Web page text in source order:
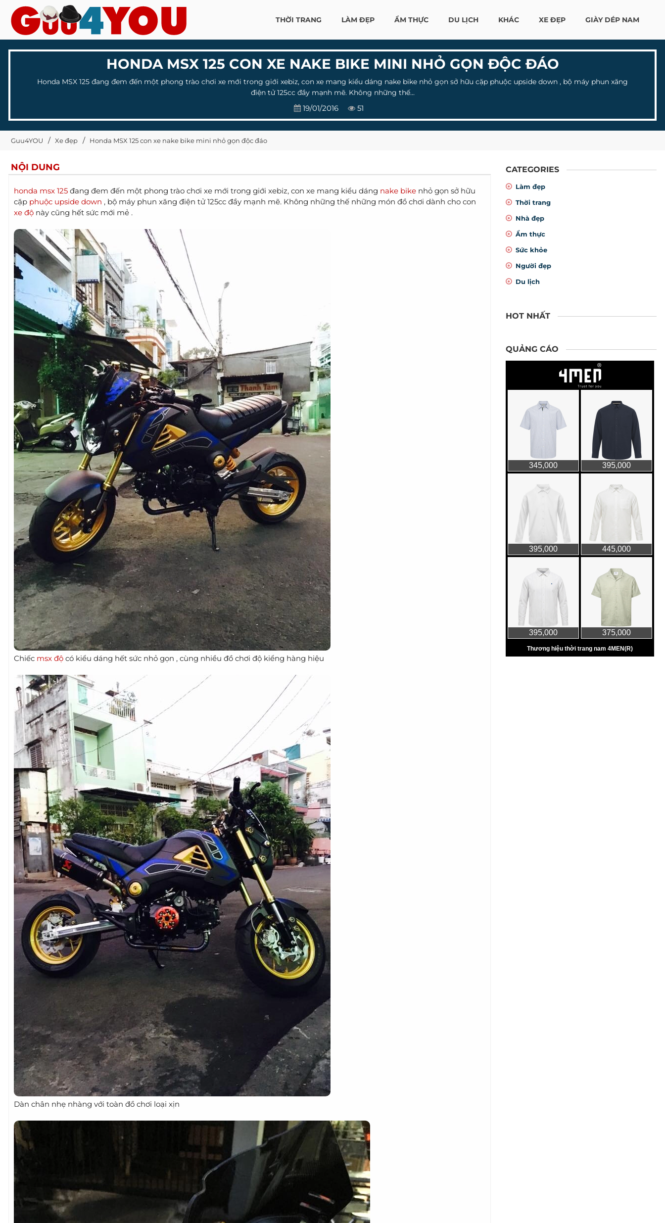
THỜI TRANG LÀM ĐẸP ẨM THỰC DU LỊCH KHÁC XE ĐẸP GIÀY DÉP NAM
HONDA MSX 125 CON XE NAKE BIKE MINI NHỎ GỌN ĐỘC ĐÁO
Honda MSX 125 đang đem đến một phong trào chơi xe mới trong giới xebiz, con xe mang kiểu dáng nake bike nhỏ gọn sở hữu cặp phuộc upside down , bộ máy phun xăng
điện tử 125cc đầy mạnh mẽ. Không những thế...
19/01/2016 51
Guu4YOU Xe đẹp Honda MSX 125 con xe nake bike mini nhỏ gọn độc đáo
NỘI DUNG
honda msx 125 đang đem đến một phong trào chơi xe mới trong giới xebiz, con xe mang kiểu dáng nake bike nhỏ gọn sở hữu
cặp phuộc upside down , bộ máy phun xăng điện tử 125cc đầy mạnh mẽ. Không những thế những món đồ chơi dành cho con
xe độ này cũng hết sức mới mẻ .
Chiếc msx độ có kiểu dáng hết sức nhỏ gọn , cùng nhiều đồ chơi độ kiểng hàng hiệu
Dàn chân nhẹ nhàng với toàn đồ chơi loại xịn
CATEGORIES
Làm đẹp
Thời trang
Nhà đẹp
Ẩm thực
Sức khỏe
Người đẹp
Du lịch
HOT NHẤT
QUẢNG CÁO